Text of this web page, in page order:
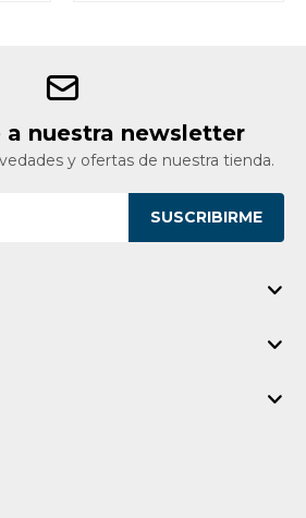
a nuestra newsletter
y ofertas de nuestra tienda.
SUSCRIBIRME